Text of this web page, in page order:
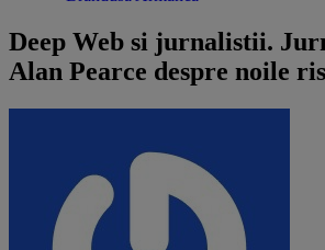
Deep Web si jurnalistii.
Alan Pearce despre noile